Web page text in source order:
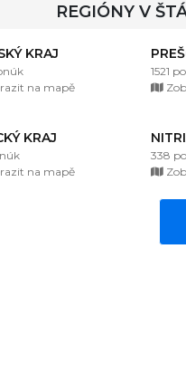
REGIÓNY V
KRAJ
na mapě
1521
KRAJ
na mapě
338